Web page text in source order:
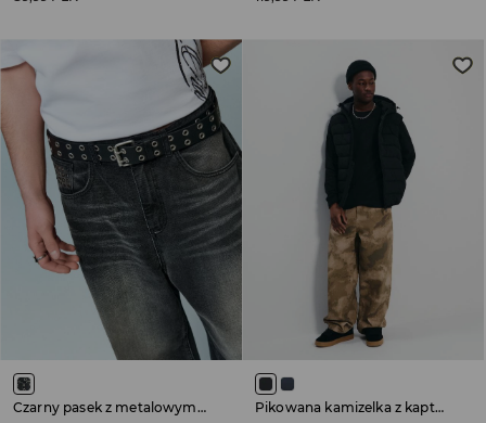
Czarny pasek z metalowymi oczkami
Pikowana kamizelka z kapturem czarna